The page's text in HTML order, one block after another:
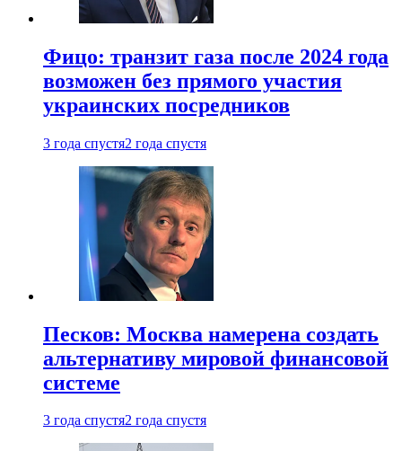
Фицо: транзит газа после 2024 года
возможен без прямого участия
украинских посредников
3 года спустя2 года спустя
Песков: Москва намерена создать
альтернативу мировой финансовой
системе
3 года спустя2 года спустя